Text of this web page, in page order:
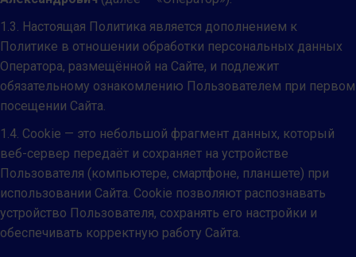
1.3. Настоящая Политика является дополнением к
Политике в отношении обработки персональных данных
Оператора, размещённой на Сайте, и подлежит
обязательному ознакомлению Пользователем при первом
посещении Сайта.
1.4. Cookie — это небольшой фрагмент данных, который
веб-сервер передаёт и сохраняет на устройстве
Пользователя (компьютере, смартфоне, планшете) при
использовании Сайта. Cookie позволяют распознавать
устройство Пользователя, сохранять его настройки и
обеспечивать корректную работу Сайта.